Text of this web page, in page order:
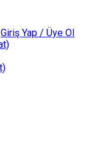
Giriş Yap / Üye Ol